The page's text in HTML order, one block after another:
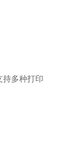
持多种打印